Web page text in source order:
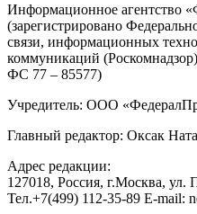
Информационное агентство
(зарегистрировано
связи, информационных
коммуникаций
ФС 77 – 85577)
Учредитель: ООО
Главный редактор: Оксак
Адрес редакции:
127018, Россия, г.Москва, ул.
Тел.+7(499) 112-35-89 E-mail: